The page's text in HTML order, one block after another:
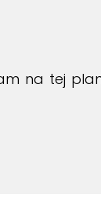
na tej